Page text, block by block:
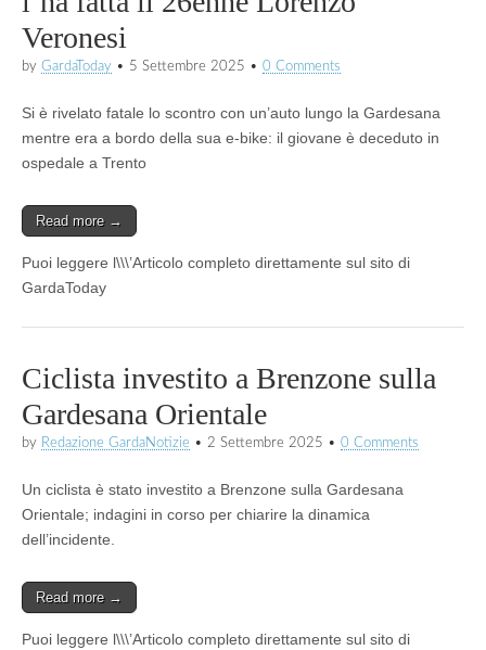
Veronesi
by GardaToday • 5 Settembre 2025 • 0 Comments
Si è rivelato fatale lo scontro con un’auto lungo la Gardesana
mentre era a bordo della sua e-bike: il giovane è deceduto in
ospedale a Trento
Read more →
Puoi leggere l\\\’Articolo completo direttamente sul sito di
GardaToday
Ciclista investito a Brenzone sulla
Gardesana Orientale
by Redazione GardaNotizie • 2 Settembre 2025 • 0 Comments
Un ciclista è stato investito a Brenzone sulla Gardesana
Orientale; indagini in corso per chiarire la dinamica
dell’incidente.
Read more →
Puoi leggere l\\\’Articolo completo direttamente sul sito di